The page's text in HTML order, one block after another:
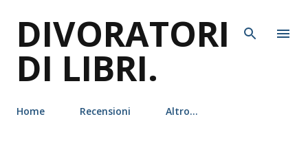
DIVORATORI
DI LIBRI.
Home Recensioni Altro…